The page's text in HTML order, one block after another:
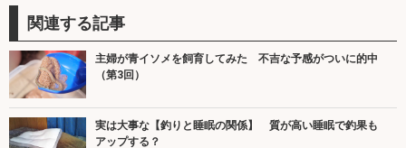
関連する記事
主婦が青イソメを飼育してみた 不吉な予感がついに的中
（第3回）
実は大事な【釣りと睡眠の関係】 質が高い睡眠で釣果も
アップする？